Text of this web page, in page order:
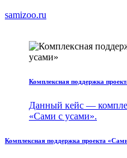
samizoo.ru
Комплексная поддержка
Данный кейс —
«Сами с усами».
Комплексная поддержка проекта